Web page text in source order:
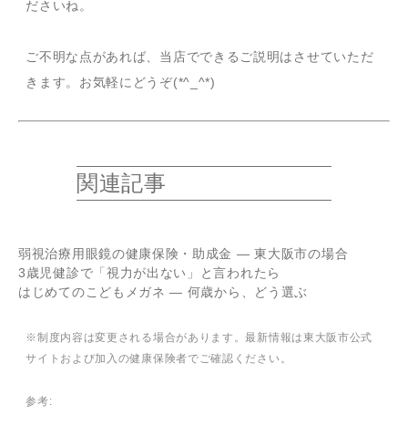
ださいね。
ご不明な点があれば、当店でできるご説明はさせていただ
きます。お気軽にどうぞ(*^_^*)
関連記事
弱視治療用眼鏡の健康保険・助成金 — 東大阪市の場合
3歳児健診で「視力が出ない」と言われたら
はじめてのこどもメガネ — 何歳から、どう選ぶ
※制度内容は変更される場合があります。最新情報は東大阪市公式
サイトおよび加入の健康保険者でご確認ください。
参考: